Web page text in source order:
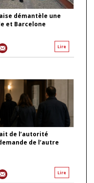
démantèle une
et Barcelone
Lire
de l’autorité
de l’autre
Lire